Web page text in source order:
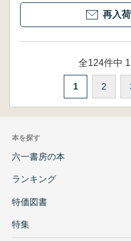
再入
全124件中
1 2
本を探す
六一書房の本
ランキング
特価図書
特集